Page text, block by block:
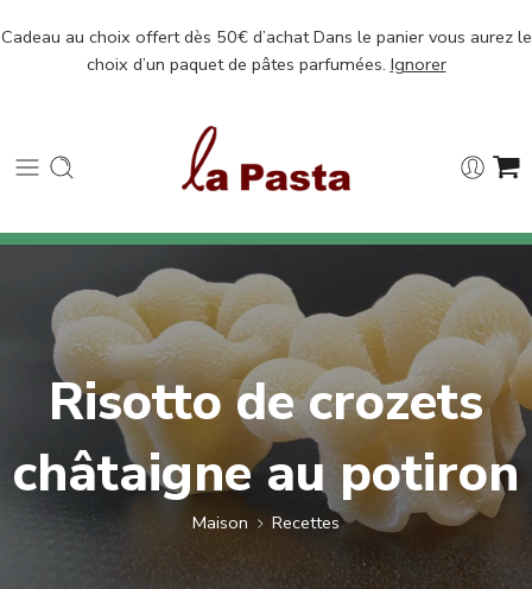
Cadeau au choix offert dès 50€ d’achat Dans le panier vous aurez le
choix d’un paquet de pâtes parfumées. Ignorer
Risotto de crozets
châtaigne au potiron
Maison Recettes